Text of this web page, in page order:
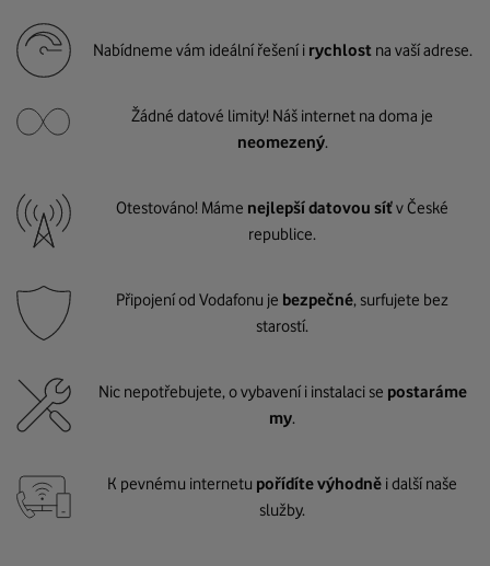
Nabídneme vám ideální řešení i rychlost na vaší adrese.
Žádné datové limity! Náš internet na doma je
neomezený.
Otestováno! Máme nejlepší datovou síťv České
republice.
Připojení od Vodafonu je bezpečné, surfujete bez
starostí.
Nic nepotřebujete, o vybavení i instalaci se postaráme
my.
K pevnému internetu pořídíte výhodně i další naše
služby.